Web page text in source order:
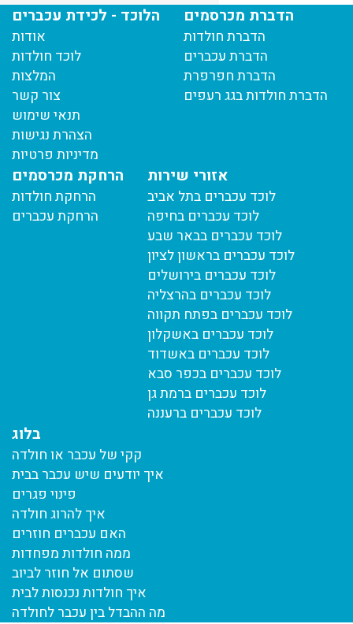
עודכן לאחרונה: 29/01/2026, 09:21הלוכד - לכידת עכברים
אודות
לוכד חולדות
המלצות
צור קשר
תנאי שימוש
הצהרת נגישות
מדיניות פרטיות
הדברת מכרסמים
הדברת חולדות
הדברת עכברים
הדברת חפרפרת
הדברת חולדות בגג רעפים
הרחקת מכרסמים
הרחקת חולדות
הרחקת עכברים
אזורי שירות
לוכד עכברים בתל אביב
לוכד עכברים בחיפה
לוכד עכברים בבאר שבע
לוכד עכברים בראשון לציון
לוכד עכברים בירושלים
לוכד עכברים בהרצליה
לוכד עכברים בפתח תקווה
לוכד עכברים באשקלון
לוכד עכברים באשדוד
לוכד עכברים בכפר סבא
לוכד עכברים ברמת גן
לוכד עכברים ברעננה
בלוג
קקי של עכבר או חולדה
איך יודעים שיש עכבר בבית
פינוי פגרים
איך להרוג חולדה
האם עכברים חוזרים
ממה חולדות מפחדות
שסתום אל חוזר לביוב
איך חולדות נכנסות לבית
מה ההבדל בין עכבר לחולדה